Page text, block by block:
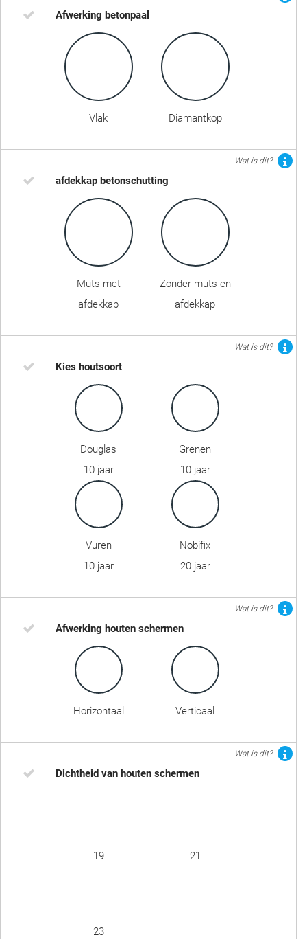
Afwerking betonpaal
Vlak Diamantkop
Wat is dit?
afdekkap betonschutting
Muts met
afdekkap
Zonder muts en
afdekkap
Wat is dit?
Kies houtsoort
Douglas
10 jaar
Grenen
10 jaar
Vuren
10 jaar
Nobifix
20 jaar
Wat is dit?
Afwerking houten schermen
Horizontaal Verticaal
Wat is dit?
Dichtheid van houten schermen
19 21
23